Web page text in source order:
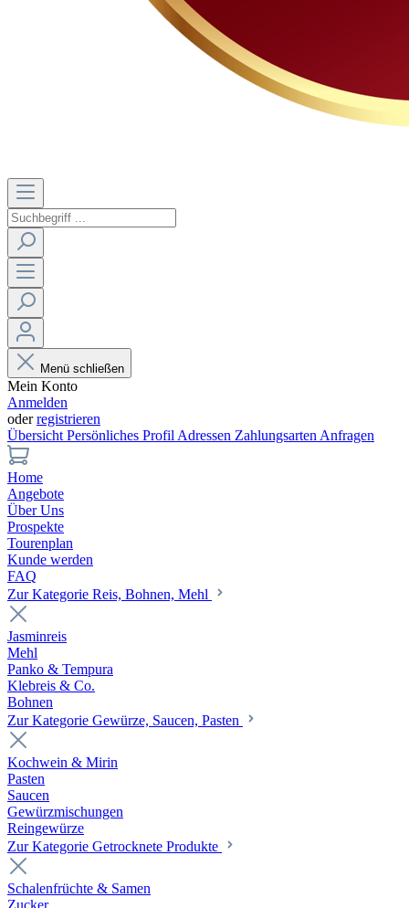
Menü schließen
Mein Konto
Anmelden
oderregistrieren
Übersicht Persönliches Profil Adressen Zahlungsarten Anfragen
Home
Angebote
Über Uns
Prospekte
Tourenplan
Kunde werden
FAQ
Zur Kategorie Reis, Bohnen, Mehl
Jasminreis
Mehl
Panko & Tempura
Klebreis & Co.
Bohnen
Zur Kategorie Gewürze, Saucen, Pasten
Kochwein & Mirin
Pasten
Saucen
Gewürzmischungen
Reingewürze
Zur Kategorie Getrocknete Produkte
Schalenfrüchte & Samen
Zucker